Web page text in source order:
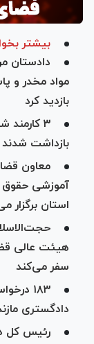
بیشتر
دادستان
مواد مخدر و
بازدید کرد
۳
بازداشت شدند
معاون
آموزشی حقوق
استان برگزار
هیئت عالی
سفر می‌کند
۱۸۳
دادگستری
رئیس کل